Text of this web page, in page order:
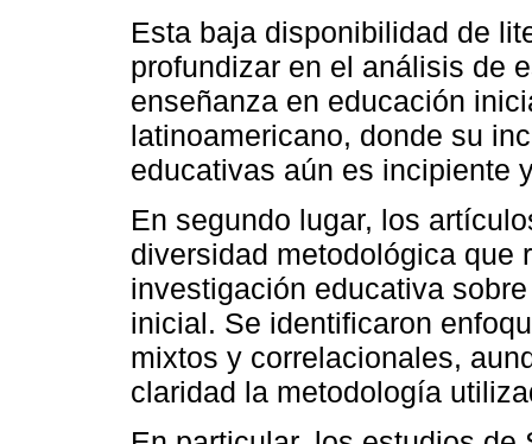
Esta baja disponibilidad de
profundizar en el análisis de
enseñanza en educación
latinoamericano, donde su
educativas aún es incipiente
En segundo lugar, los
diversidad metodológica que
investigación educativa
inicial. Se identificaron
mixtos y correlacionales,
claridad la metodología